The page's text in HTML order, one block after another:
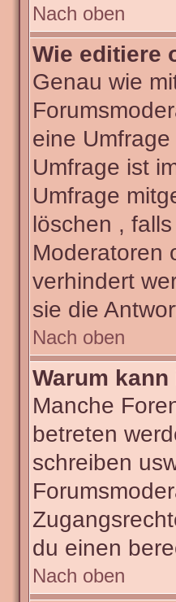
Nach oben
Wie editiere
Genau wie
eine
Umfrage ist
Umfrage
löschen ,
Moderatoren
verhindert
sie die
Nach oben
Warum
Manche
betreten
schreiben
du einen
Nach oben